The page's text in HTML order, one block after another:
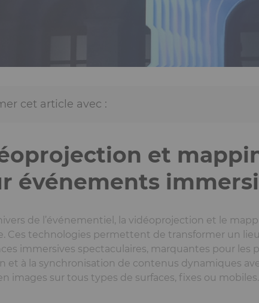
cet article avec :
et
événements
de l’événementiel, la vidéoprojection et le
Ces technologies permettent de transformer un
immersives spectaculaires, marquantes pour les
et à la synchronisation de contenus dynamiques
images sur tous types de surfaces, fixes ou mobiles.